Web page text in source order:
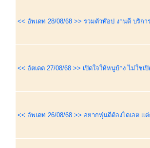
<< อัพเดท 28/08/68 >> รวมตัวท๊อป งานดี บริก
<< อัตเดต 27/08/68 >> เปิดใจให้หนูบ้าง ไม่ใช่เ
<< อัพเดท 26/08/68 >> อยากหุ่นดีต้องไดเอต แ